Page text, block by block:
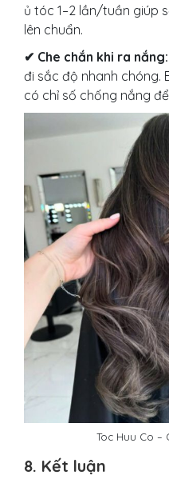
ủ tóc 1–2 lần/tuần giúp
lên chuẩn.
✔ Che chắn khi ra nắng:
đi sắc độ nhanh chóng.
có chỉ số chống nắng
Toc Huu Co –
8. Kết luận